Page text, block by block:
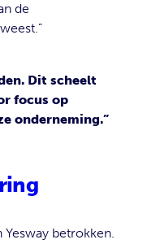
de
Dit scheelt
focus op
onderneming.”
Yesway betrokken.